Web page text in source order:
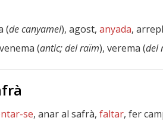
(de canyamel), agost, anyada,
(antic; del raïm), verema (del
se, anar al safrà, faltar, fer